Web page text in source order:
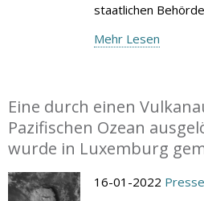
staatlichen
Mehr Lesen
Eine durch einen
Pazifischen Ozean
wurde in Luxemburg
16-01-2022